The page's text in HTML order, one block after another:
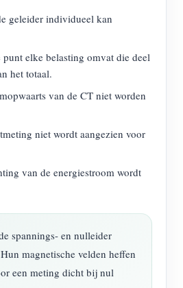
geleider individueel kan
punt elke belasting omvat die deel
het totaal.
van de CT niet worden
niet wordt aangezien voor
van de energiestroom wordt
spannings- en nulleider
magnetische velden heffen
een meting dicht bij nul